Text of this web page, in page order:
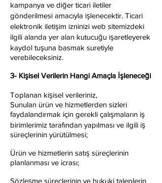
kampanya ve diğer ticari iletiler
gönderilmesi amacıyla işlenecektir. Ticari
elektronik iletişim izninizi web sitemizdeki
ilgili alanda yer alan kutucuğu işaretleyerek
kaydol tuşuna basmak suretiyle
verebileceksiniz.
3- Kişisel Verilerin Hangi Amaçla İşleneceği
Toplanan kişisel verileriniz,
Sunulan ürün ve hizmetlerden sizleri
faydalandırmak için gerekli çalışmaların iş
birimlerimiz tarafından yapılması ve ilgili iş
süreçlerinin yürütülmesi;
Ürün ve hizmetlerin satış süreçlerinin
planlanması ve icrası;
Sözleşme süreçlerinin ve hukuki taleplerin